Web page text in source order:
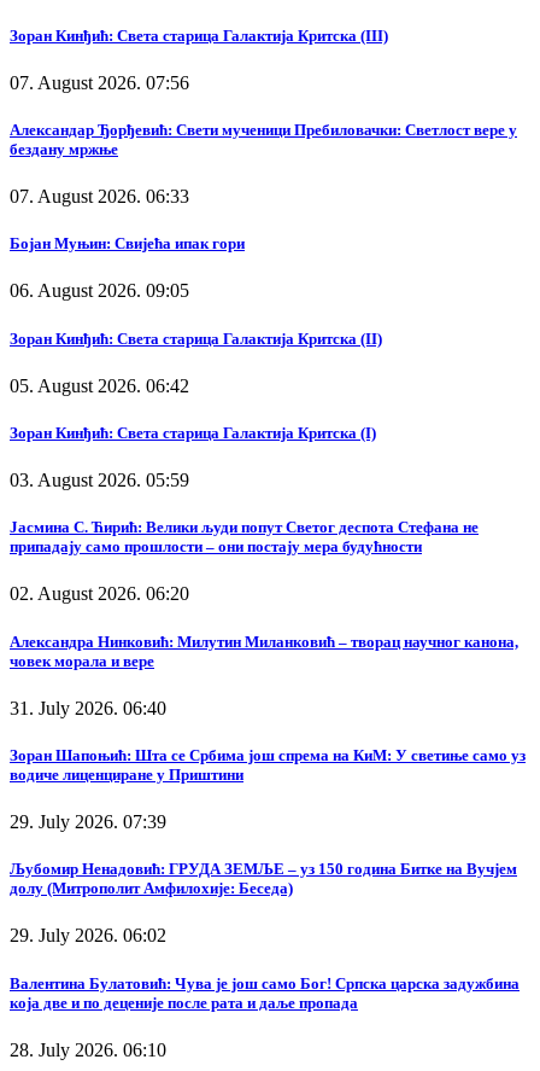
Зоран Кинђић: Света старица Галактија Критска (III)
07. August 2026. 07:56
Александар Ђорђевић: Свети мученици Пребиловачки: Светлост вере у
бездану мржње
07. August 2026. 06:33
Бојан Муњин: Свијећа ипак гори
06. August 2026. 09:05
Зоран Кинђић: Света старица Галактија Критска (II)
05. August 2026. 06:42
Зоран Кинђић: Света старица Галактија Критска (I)
03. August 2026. 05:59
Јасмина С. Ћирић: Велики људи попут Светог деспота Стефана не
припадају само прошлости – они постају мера будућности
02. August 2026. 06:20
Александра Нинковић: Милутин Миланковић – творац научног канона,
човек морала и вере
31. July 2026. 06:40
Зоран Шапоњић: Шта се Србима још спрема на КиМ: У светиње само уз
водиче лиценциране у Приштини
29. July 2026. 07:39
Љубомир Ненадовић: ГРУДА ЗЕМЉЕ – уз 150 година Битке на Вучјем
долу (Митрополит Амфилохије: Беседа)
29. July 2026. 06:02
Валентина Булатовић: Чува је још само Бог! Српска царска задужбина
која две и по деценије после рата и даље пропада
28. July 2026. 06:10